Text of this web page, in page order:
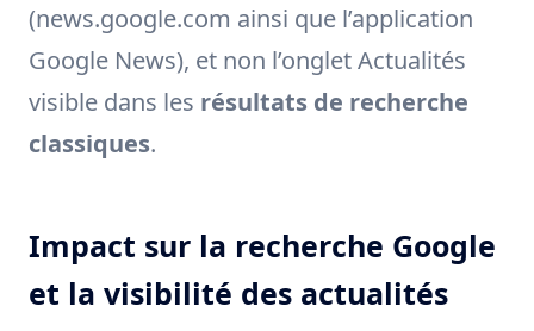
(news.google.com ainsi que l’application
Google News), et non l’onglet Actualités
visible dans les résultats de recherche
classiques.
Impact sur la recherche Google
et la visibilité des actualités